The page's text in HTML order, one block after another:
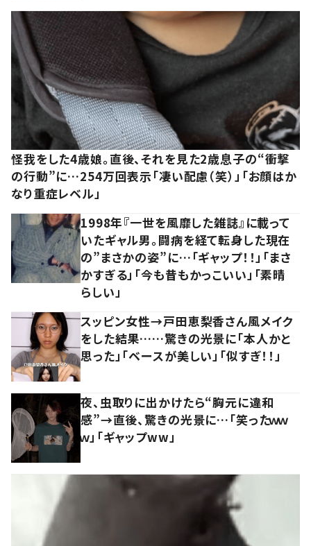
怪我をした4歳娘。直後、それを見た2歳息子の“衝撃
の行動”に…254万回表示「凄い配慮（笑）」「お顔はか
なり重症レベル」
1998年『一世を風靡した雑誌』に載って
いたギャル男。闘病を経て転身した現在
の”まさかの姿”に…「ギャップ！！」「まさ
かすぎる」「今も昔もかっこいい」「素晴
らしい」
スッピン女性→戸田恵梨香さん風メイク
をした結果……驚きの光景に「本人かと
思った」「ベースが美しい」「似すぎ！！」
夜、虫取りに出かけたら“胸元に違和
感”→直後、驚きの光景に…「笑ったｗｗ
ｗ」「ギャップww」